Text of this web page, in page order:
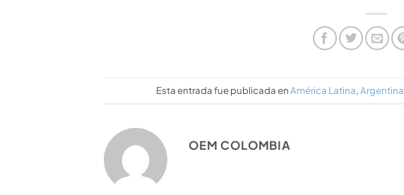
Esta entrada fue publicada enAmérica Latina,Argentina
OEM COLOMBIA